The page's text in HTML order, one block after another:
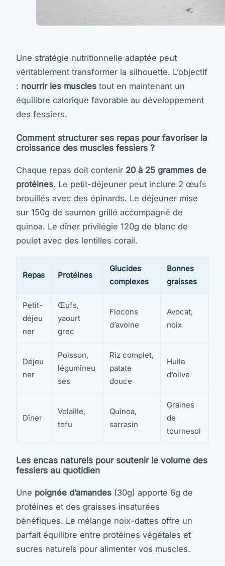
Une stratégie nutritionnelle adaptée peut
véritablement transformer la silhouette. L’objectif
: nourrir les muscles tout en maintenant un
équilibre calorique favorable au développement
des fessiers.
Comment structurer ses repas pour favoriser la
croissance des muscles fessiers ?
Chaque repas doit contenir 20 à 25 grammes de
protéines. Le petit-déjeuner peut inclure 2 œufs
brouillés avec des épinards. Le déjeuner mise
sur 150g de saumon grillé accompagné de
quinoa. Le dîner privilégie 120g de blanc de
poulet avec des lentilles corail.
Repas Protéines
Glucides
complexes
Bonnes
graisses
Petit-
déjeu
ner
Œufs,
yaourt
grec
Flocons
d’avoine
Avocat,
noix
Déjeu
ner
Poisson,
légumineu
ses
Riz complet,
patate
douce
Huile
d’olive
Dîner
Volaille,
tofu
Quinoa,
sarrasin
Graines
de
tournesol
Les encas naturels pour soutenir le volume des
fessiers au quotidien
Une poignée d’amandes (30g) apporte 6g de
protéines et des graisses insaturées
bénéfiques. Le mélange noix-dattes offre un
parfait équilibre entre protéines végétales et
sucres naturels pour alimenter vos muscles.